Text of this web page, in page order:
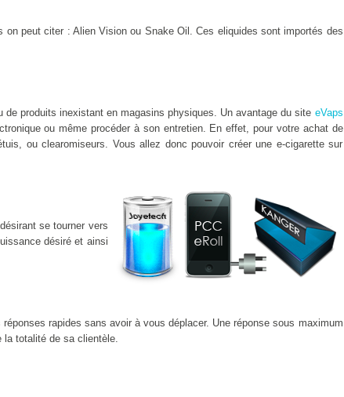
peut citer : Alien Vision ou Snake Oil. Ces eliquides sont importés des
produits inexistant en magasins physiques. Un avantage du site eVaps
ou même procéder à son entretien. En effet, pour votre achat de
ou clearomiseurs. Vous allez donc pouvoir créer une e-cigarette sur
se tourner vers
désiré et ainsi
rapides sans avoir à vous déplacer. Une réponse sous maximum
la totalité de sa clientèle.